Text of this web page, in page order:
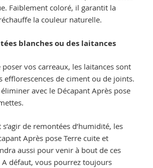
Faiblement coloré, il garantit la
la couleur naturelle.
blanches ou des laitances
poser vos carreaux, les laitances sont
efflorescences de ciment ou de joints.
avec le Décapant Après pose
de remontées d’humidité, les
Après pose Terre cuite et
aussi pour venir à bout de ces
A défaut, vous pourrez toujours